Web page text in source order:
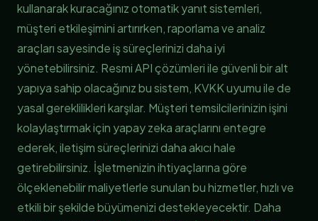
kullanarak kuracağınız otomatik yanıt sistemleri,
müşteri etkileşimini artırırken, raporlama ve analiz
araçları sayesinde iş süreçlerinizi daha iyi
yönetebilirsiniz. Resmi API çözümleri ile güvenli bir alt
yapıya sahip olacağınız bu sistem, KVKK uyumu ile de
yasal gereklilikleri karşılar. Müşteri temsilcilerinizin işini
kolaylaştırmak için yapay zeka araçlarını entegre
ederek, iletişim süreçlerinizi daha akıcı hale
getirebilirsiniz. İşletmenizin ihtiyaçlarına göre
ölçeklenebilir maliyetlerle sunulan bu hizmetler, hızlı ve
etkili bir şekilde büyümenizi destekleyecektir. Daha